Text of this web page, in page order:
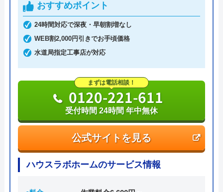
おすすめポイント
24時間対応で深夜・早朝割増なし
WEB割2,000円引きでお手頃価格
水道局指定工事店が対応
公式サイトを見る
まずは電話相談！
0120-221-611
受付時間 24時間 年中無休
ハウスラボホームのサービス情報